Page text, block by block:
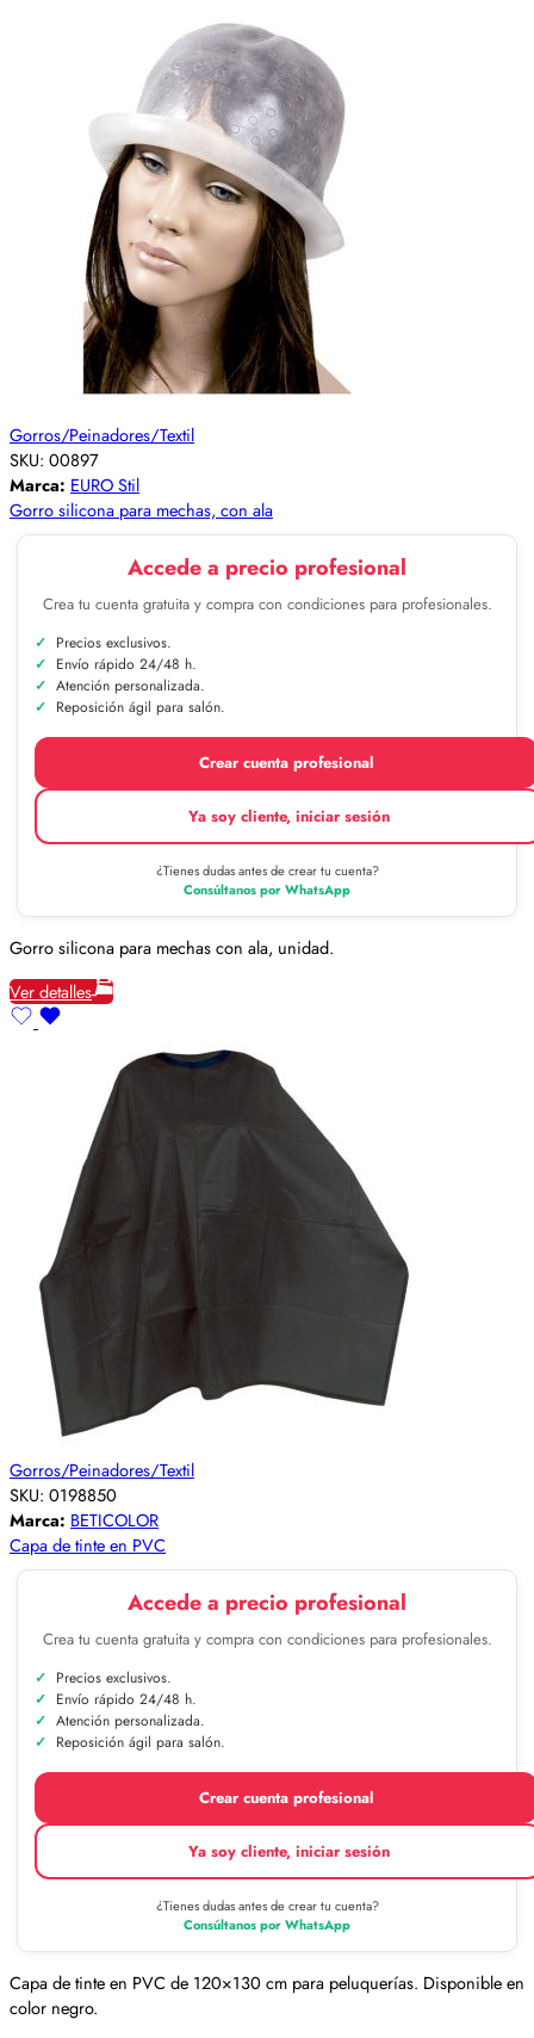
Gorros/Peinadores/Textil
SKU: 00897
Marca: EURO Stil
Gorro silicona para mechas, con ala
Accede a precio profesional
Crea tu cuenta gratuita y compra con condiciones para profesionales.
Precios exclusivos.
Envío rápido 24/48 h.
Atención personalizada.
Reposición ágil para salón.
Crear cuenta profesional
Ya soy cliente, iniciar sesión
¿Tienes dudas antes de crear tu cuenta?
Consúltanos por WhatsApp
Gorro silicona para mechas con ala, unidad.
Ver detalles
Gorros/Peinadores/Textil
SKU: 0198850
Marca: BETICOLOR
Capa de tinte en PVC
Accede a precio profesional
Crea tu cuenta gratuita y compra con condiciones para profesionales.
Precios exclusivos.
Envío rápido 24/48 h.
Atención personalizada.
Reposición ágil para salón.
Crear cuenta profesional
Ya soy cliente, iniciar sesión
¿Tienes dudas antes de crear tu cuenta?
Consúltanos por WhatsApp
Capa de tinte en PVC de 120×130 cm para peluquerías. Disponible en
color negro.